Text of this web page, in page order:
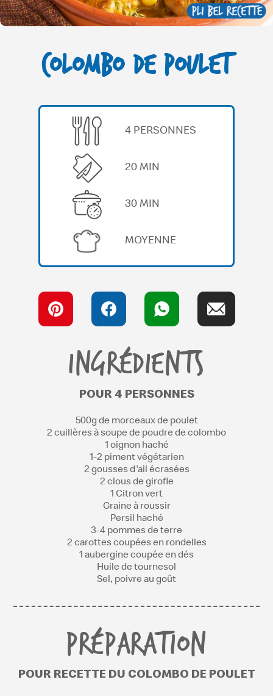
COLOMBO DE POULET
4 PERSONNES
20 MIN
30 MIN
MOYENNE
INGRÉDIENTS
POUR 4 PERSONNES
500g de morceaux de poulet
2 cuillères à soupe de poudre de colombo
1 oignon haché
1-2 piment végétarien
2 gousses d'ail écrasées
2 clous de girofle
1 Citron vert
Graine à roussir
Persil haché
3-4 pommes de terre
2 carottes coupées en rondelles
1 aubergine coupée en dés
Huile de tournesol
Sel, poivre au goût
PRÉPARATION
POUR RECETTE DU COLOMBO DE POULET